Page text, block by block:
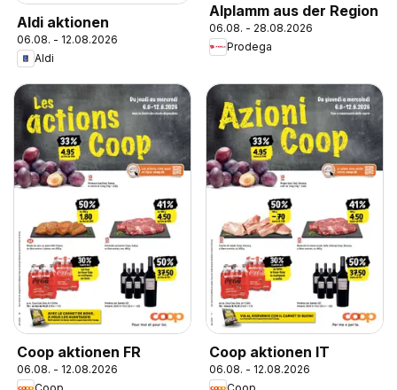
Aldi aktionen
06.08. - 12.08.2026
Aldi
Alplamm aus der Region
06.08. - 28.08.2026
Prodega
Coop aktionen FR
06.08. - 12.08.2026
Coop aktionen IT
06.08. - 12.08.2026